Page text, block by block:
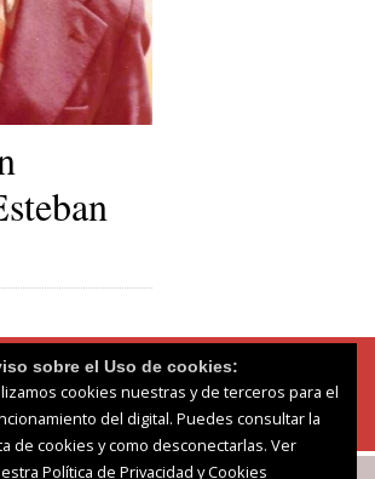
sobre el Uso de cookies:
cookies nuestras y de terceros para el
del digital. Puedes consultar la
de cookies y como desconectarlas. Ver
Política de Privacidad y Cookies